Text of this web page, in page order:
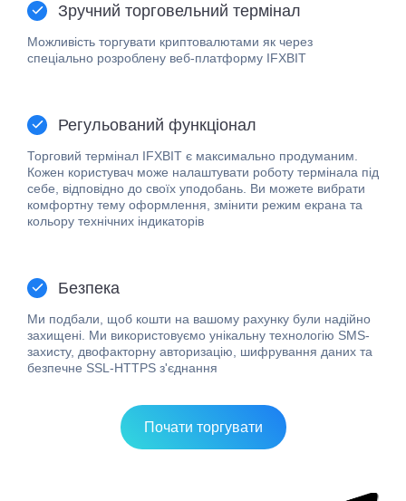
Зручний торговельний термінал
Можливість торгувати криптовалютами як через
спеціально розроблену веб-платформу IFXBIT
Регульований функціонал
Торговий термінал IFXBIT є максимально продуманим.
Кожен користувач може налаштувати роботу термінала під
себе, відповідно до своїх уподобань. Ви можете вибрати
комфортну тему оформлення, змінити режим екрана та
кольору технічних індикаторів
Безпека
Ми подбали, щоб кошти на вашому рахунку були надійно
захищені. Ми використовуємо унікальну технологію SMS-
захисту, двофакторну авторизацію, шифрування даних та
безпечне SSL-HTTPS з'єднання
Почати торгувати